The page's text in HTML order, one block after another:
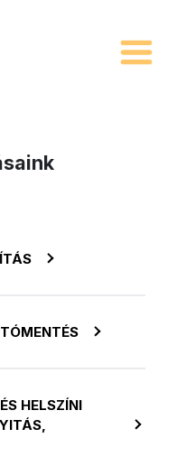
HELSZÍNI